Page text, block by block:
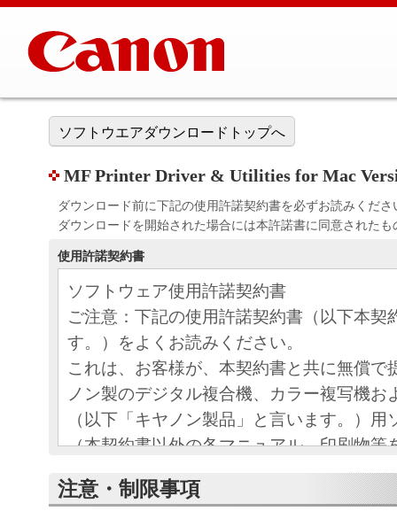
ソフトウエアダウンロードトップへ
MF Printer Driver & Utilities for Mac
ダウンロード前に下記の使用許諾契約書を必ずお読みくださ
ダウンロードを開始された場合には本許諾書に同意された
使用許諾契約書
ソフトウェア使用許諾契約書
ご注意：下記の使用許諾契約書（以下本契
す。）をよくお読みください。
これは、お客様が、本契約書と共に無償で
ノン製のデジタル複合機、カラー複写機お
（以下「キヤノン製品」と言います。）用
（本契約書以外の各マニュアル、印刷物等
以下「本ソフトウェア」と言います。）を
めの、お客様とキヤノン株式会社（以下キ
注意・制限事項